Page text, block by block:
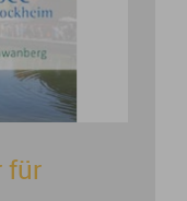
für